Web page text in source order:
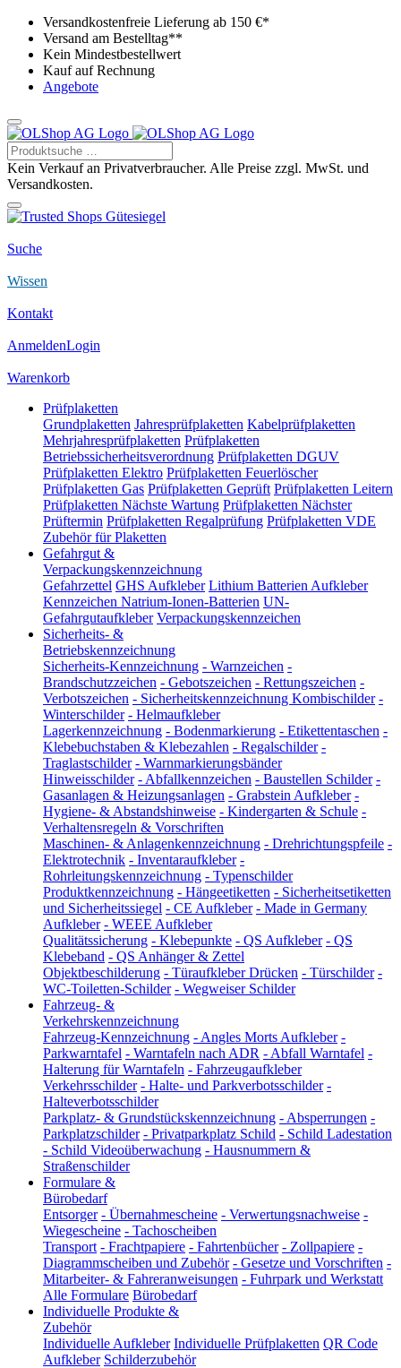
Versandkostenfreie Lieferung ab 150 €*
Versand am Bestelltag**
Kein Mindestbestellwert
Kauf auf Rechnung
Angebote
Kein Verkauf an Privatverbraucher. Alle Preise zzgl. MwSt. und
Versandkosten.
Suche
Wissen
Kontakt
AnmeldenLogin
Warenkorb
Prüfplaketten
Grundplaketten Jahresprüfplaketten Kabelprüfplaketten
Mehrjahresprüfplaketten Prüfplaketten
Betriebssicherheitsverordnung Prüfplaketten DGUV
Prüfplaketten Elektro Prüfplaketten Feuerlöscher
Prüfplaketten Gas Prüfplaketten Geprüft Prüfplaketten Leitern
Prüfplaketten Nächste Wartung Prüfplaketten Nächster
Prüftermin Prüfplaketten Regalprüfung Prüfplaketten VDE
Zubehör für Plaketten
Gefahrgut &
Verpackungskennzeichnung
Gefahrzettel GHS Aufkleber Lithium Batterien Aufkleber
Kennzeichen Natrium-Ionen-Batterien UN-
Gefahrgutaufkleber Verpackungskennzeichen
Sicherheits- &
Betriebskennzeichnung
Sicherheits-Kennzeichnung - Warnzeichen -
Brandschutzzeichen - Gebotszeichen - Rettungszeichen -
Verbotszeichen - Sicherheitskennzeichnung Kombischilder -
Winterschilder - Helmaufkleber
Lagerkennzeichnung - Bodenmarkierung - Etikettentaschen -
Klebebuchstaben & Klebezahlen - Regalschilder -
Traglastschilder - Warnmarkierungsbänder
Hinweisschilder - Abfallkennzeichen - Baustellen Schilder -
Gasanlagen & Heizungsanlagen - Grabstein Aufkleber -
Hygiene- & Abstandshinweise - Kindergarten & Schule -
Verhaltensregeln & Vorschriften
Maschinen- & Anlagenkennzeichnung - Drehrichtungspfeile -
Elektrotechnik - Inventaraufkleber -
Rohrleitungskennzeichnung - Typenschilder
Produktkennzeichnung - Hängeetiketten - Sicherheitsetiketten
und Sicherheitssiegel - CE Aufkleber - Made in Germany
Aufkleber - WEEE Aufkleber
Qualitätssicherung - Klebepunkte - QS Aufkleber - QS
Klebeband - QS Anhänger & Zettel
Objektbeschilderung - Türaufkleber Drücken - Türschilder -
WC-Toiletten-Schilder - Wegweiser Schilder
Fahrzeug- &
Verkehrskennzeichnung
Fahrzeug-Kennzeichnung - Angles Morts Aufkleber -
Parkwarntafel - Warntafeln nach ADR - Abfall Warntafel -
Halterung für Warntafeln - Fahrzeugaufkleber
Verkehrsschilder - Halte- und Parkverbotsschilder -
Halteverbotsschilder
Parkplatz- & Grundstückskennzeichnung - Absperrungen -
Parkplatzschilder - Privatparkplatz Schild - Schild Ladestation
- Schild Videoüberwachung - Hausnummern &
Straßenschilder
Formulare &
Bürobedarf
Entsorger - Übernahmescheine - Verwertungsnachweise -
Wiegescheine - Tachoscheiben
Transport - Frachtpapiere - Fahrtenbücher - Zollpapiere -
Diagrammscheiben und Zubehör - Gesetze und Vorschriften -
Mitarbeiter- & Fahreranweisungen - Fuhrpark und Werkstatt
Alle Formulare Bürobedarf
Individuelle Produkte &
Zubehör
Individuelle Aufkleber Individuelle Prüfplaketten QR Code
Aufkleber Schilderzubehör